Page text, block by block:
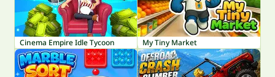
Cinema Empire Idle Tycoon My Tiny Market